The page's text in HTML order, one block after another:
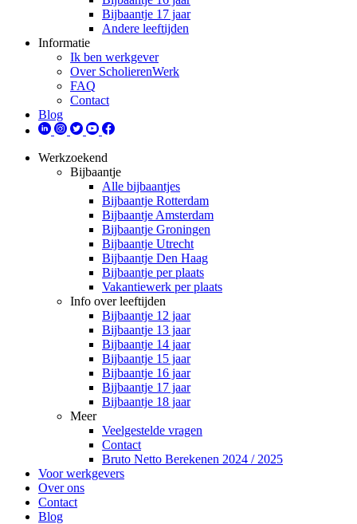
Bijbaantje 17 jaar
Andere leeftijden
Informatie
Ik ben werkgever
Over ScholierenWerk
FAQ
Contact
Blog
Werkzoekend
Bijbaantje
Alle bijbaantjes
Bijbaantje Rotterdam
Bijbaantje Amsterdam
Bijbaantje Groningen
Bijbaantje Utrecht
Bijbaantje Den Haag
Bijbaantje per plaats
Vakantiewerk per plaats
Info over leeftijden
Bijbaantje 12 jaar
Bijbaantje 13 jaar
Bijbaantje 14 jaar
Bijbaantje 15 jaar
Bijbaantje 16 jaar
Bijbaantje 17 jaar
Bijbaantje 18 jaar
Meer
Veelgestelde vragen
Contact
Bruto Netto Berekenen 2024 / 2025
Voor werkgevers
Over ons
Contact
Blog